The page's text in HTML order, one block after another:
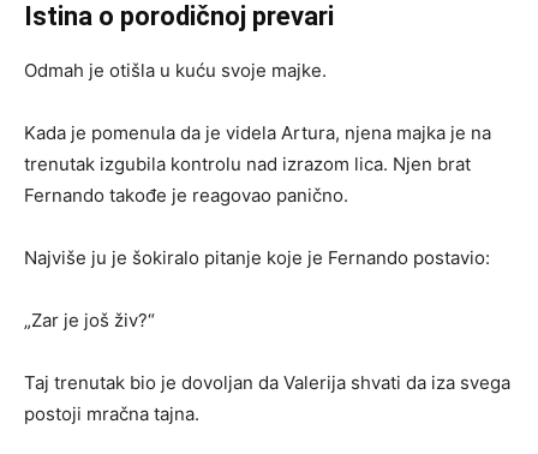
Istina o porodičnoj prevari
Odmah je otišla u kuću svoje majke.
Kada je pomenula da je videla Artura, njena majka je na
trenutak izgubila kontrolu nad izrazom lica. Njen brat
Fernando takođe je reagovao panično.
Najviše ju je šokiralo pitanje koje je Fernando postavio:
„Zar je još živ?“
Taj trenutak bio je dovoljan da Valerija shvati da iza svega
postoji mračna tajna.